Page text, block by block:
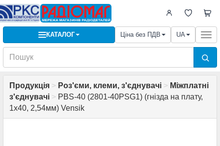
КАТАЛОГ Ціна без ПДВ UA
Продукція > Роз'єми, клеми, з'єднувачі > Міжплатні
з'єднувачі > PBS-40 (2801-40PSG1) (гнізда на плату,
1х40, 2,54мм) Vensik